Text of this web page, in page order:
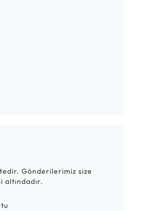
Gönderilerimiz size
altındadır.